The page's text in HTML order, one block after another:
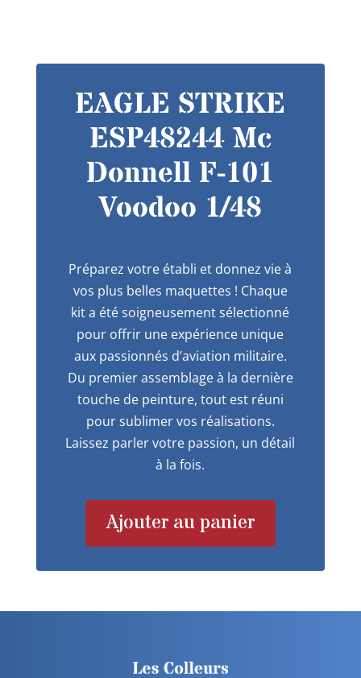
EAGLE STRIKE
ESP48244 Mc
Donnell F-101
Voodoo 1/48
Préparez votre établi et donnez vie à
vos plus belles maquettes ! Chaque
kit a été soigneusement sélectionné
pour offrir une expérience unique
aux passionnés d’aviation militaire.
Du premier assemblage à la dernière
touche de peinture, tout est réuni
pour sublimer vos réalisations.
Laissez parler votre passion, un détail
à la fois.
Ajouter au panier